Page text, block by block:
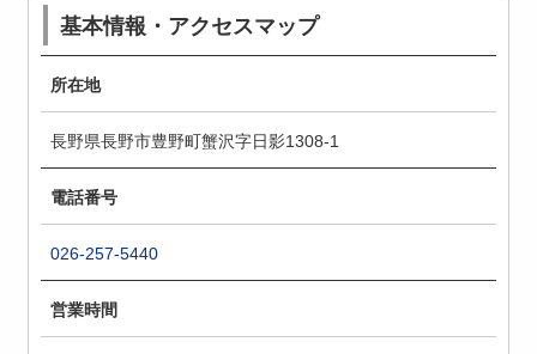
基本情報・アクセスマップ
所在地
長野県長野市豊野町蟹沢字日影1308-1
電話番号
026-257-5440
営業時間